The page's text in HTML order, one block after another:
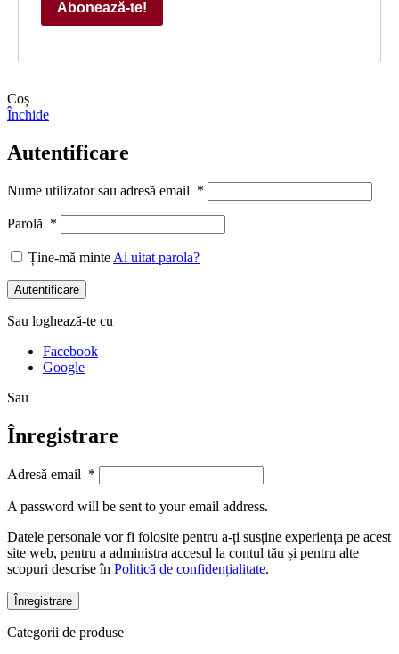
Abonează-te!
Coș
Închide
Autentificare
Nume utilizator sau adresă email *
Parolă *
Ține-mă minteAi uitat parola?
Autentificare
Sau loghează-te cu
Facebook
Google
Sau
Înregistrare
Adresă email *
A password will be sent to your email address.
Datele personale vor fi folosite pentru a-ți susține experiența pe acest
site web, pentru a administra accesul la contul tău și pentru alte
scopuri descrise în Politică de confidențialitate.
Înregistrare
Categorii de produse